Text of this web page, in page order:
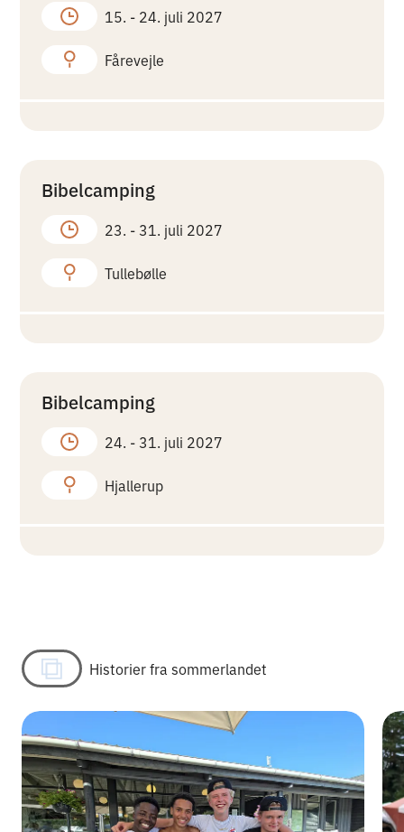
15. - 24. juli 2027
Fårevejle
Bibelcamping
23. - 31. juli 2027
Tullebølle
Bibelcamping
24. - 31. juli 2027
Hjallerup
Historier fra sommerlandet